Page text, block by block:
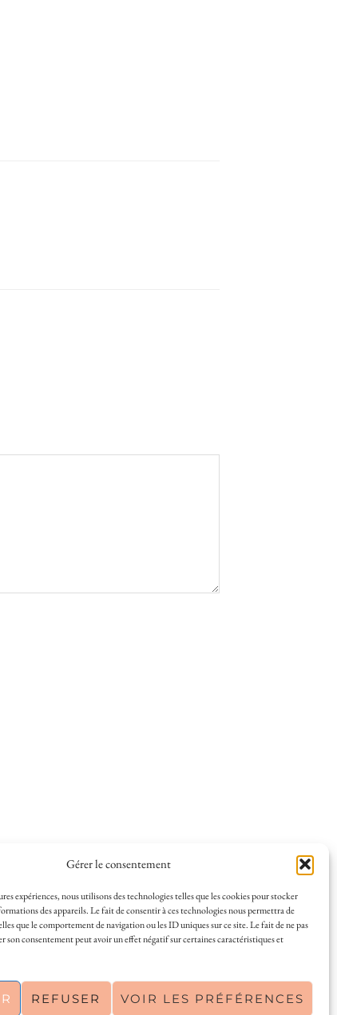
Gérer le consentement
expériences, nous utilisons des technologies telles que les cookies pour stocker
des appareils. Le fait de consentir à ces technologies nous permettra de
que le comportement de navigation ou les ID uniques sur ce site. Le fait de ne pas
son consentement peut avoir un effet négatif sur certaines caractéristiques et
REFUSER VOIR LES PRÉFÉRENCES
vie à La Rochelle, où je vis depuis plusieurs
ou à plusieurs, et mes meilleures adresses
tenu par une locale ? Vous êtes au bon
comme un·e vrai·e initié·e. !